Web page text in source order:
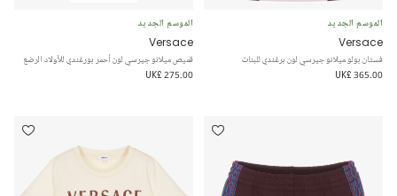
الموسم الجديد
Versace
فستان بولو ميلانو جيرسي لون برغندي للبنات
UK£ 365.00
الموسم الجديد
Versace
قميص ميلانو جيرسي لون أحمر بورغندي للأولاد الرضع
UK£ 275.00